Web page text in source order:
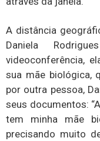
A distância
Daniela
videoconferência,
sua mãe biológica,
por outra pessoa,
seus documentos:
tem minha mãe
precisando muito